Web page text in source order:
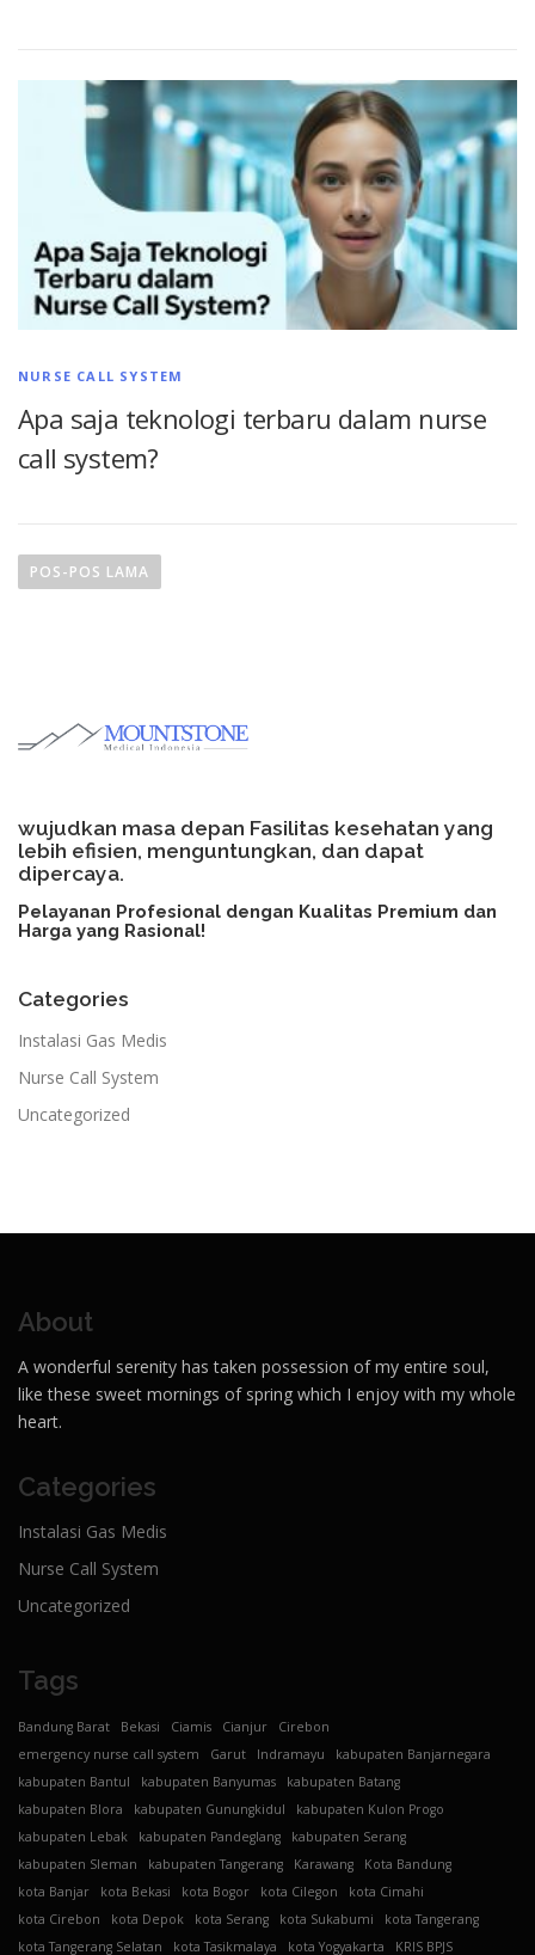
NURSE CALL SYSTEM
Apa saja teknologi terbaru dalam nurse
call system?
a
i
o
s
POS-POS LAMA
wujudkan masa depan Fasilitas kesehatan yang
lebih efisien, menguntungkan, dan dapat
dipercaya.
Pelayanan Profesional dengan Kualitas Premium dan
Harga yang Rasional!​
Categories
Instalasi Gas Medis
Nurse Call System
Uncategorized
About
A wonderful serenity has taken possession of my entire soul,
like these sweet mornings of spring which I enjoy with my whole
heart.
Categories
Instalasi Gas Medis
Nurse Call System
Uncategorized
Tags
Bandung Barat Bekasi Ciamis Cianjur
Cirebon
emergency nurse call system
Garut Indramayu
kabupaten Banjarnegara
kabupaten Bantul
kabupaten Banyumas
kabupaten Batang
kabupaten Blora
kabupaten Gunungkidul
kabupaten Kulon Progo
kabupaten Lebak
kabupaten Pandeglang
kabupaten Serang
kabupaten Sleman
kabupaten Tangerang Karawang
Kota Bandung
kota Banjar
kota Bekasi kota Bogor kota Cilegon
kota Cimahi
kota Cirebon
kota Depok kota Serang kota Sukabumi
kota Tangerang
kota Tangerang Selatan
kota Tasikmalaya kota Yogyakarta KRIS BPJS